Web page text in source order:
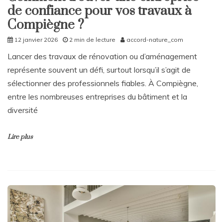
de confiance pour vos travaux à
Compiègne ?
12 janvier 2026 2 min de lecture accord-nature_com
Lancer des travaux de rénovation ou d’aménagement
représente souvent un défi, surtout lorsqu’il s’agit de
sélectionner des professionnels fiables. À Compiègne,
entre les nombreuses entreprises du bâtiment et la
diversité
Lire plus